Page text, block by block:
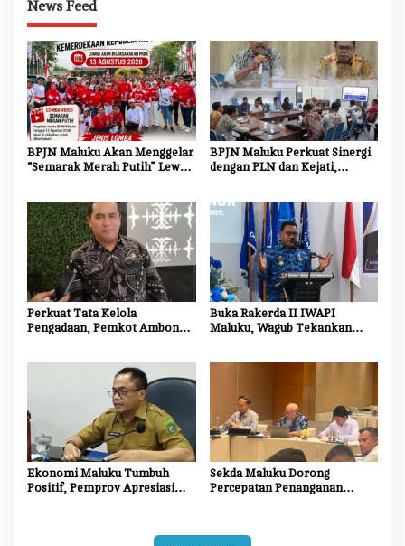
News Feed
BPJN Maluku Akan Menggelar
“Semarak Merah Putih” Lewat
BPJN Maluku Perkuat Sinergi
dengan PLN dan Kejati,
Proyek Strategis
Perkuat Tata Kelola
Pengadaan, Pemkot Ambon
Buka Rakerda II IWAPI
Maluku, Wagub Tekankan
Ekonomi Maluku Tumbuh
Positif, Pemprov Apresiasi
Sekda Maluku Dorong
Percepatan Penanganan